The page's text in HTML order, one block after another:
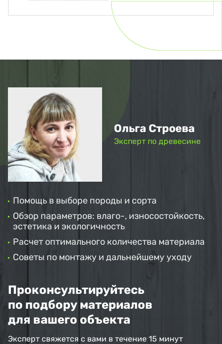
Ольга Строева
Эксперт по древесине
Помощь в выборе породы и сорта
Обзор параметров: влаго-, износостойкость,
эстетика и экологичность
Расчет оптимального количества материала
Советы по монтажу и дальнейшему уходу
Проконсультируйтесь
по подбору материалов
для вашего объекта
Эксперт свяжется с вами в течение 15 минут